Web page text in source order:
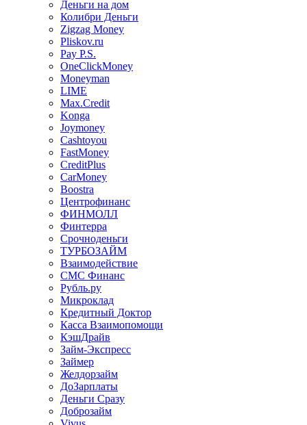
Деньги на дом
Колибри Деньги
Zigzag Money
Pliskov.ru
Pay P.S.
OneClickMoney
Moneyman
LIME
Max.Credit
Konga
Joymoney
Cashtoyou
FastMoney
CreditPlus
CarMoney
Boostra
Центрофинанс
ФИНМОЛЛ
Финтерра
Срочноденьги
ТУРБОЗАЙМ
Взаимодействие
СМС Финанс
Рубль.ру
Микроклад
Кредитный Доктор
Касса Взаимопомощи
КэшДрайв
Займ-Экспресс
Займер
Желдорзайм
ДоЗарплаты
Деньги Сразу
Доброзайм